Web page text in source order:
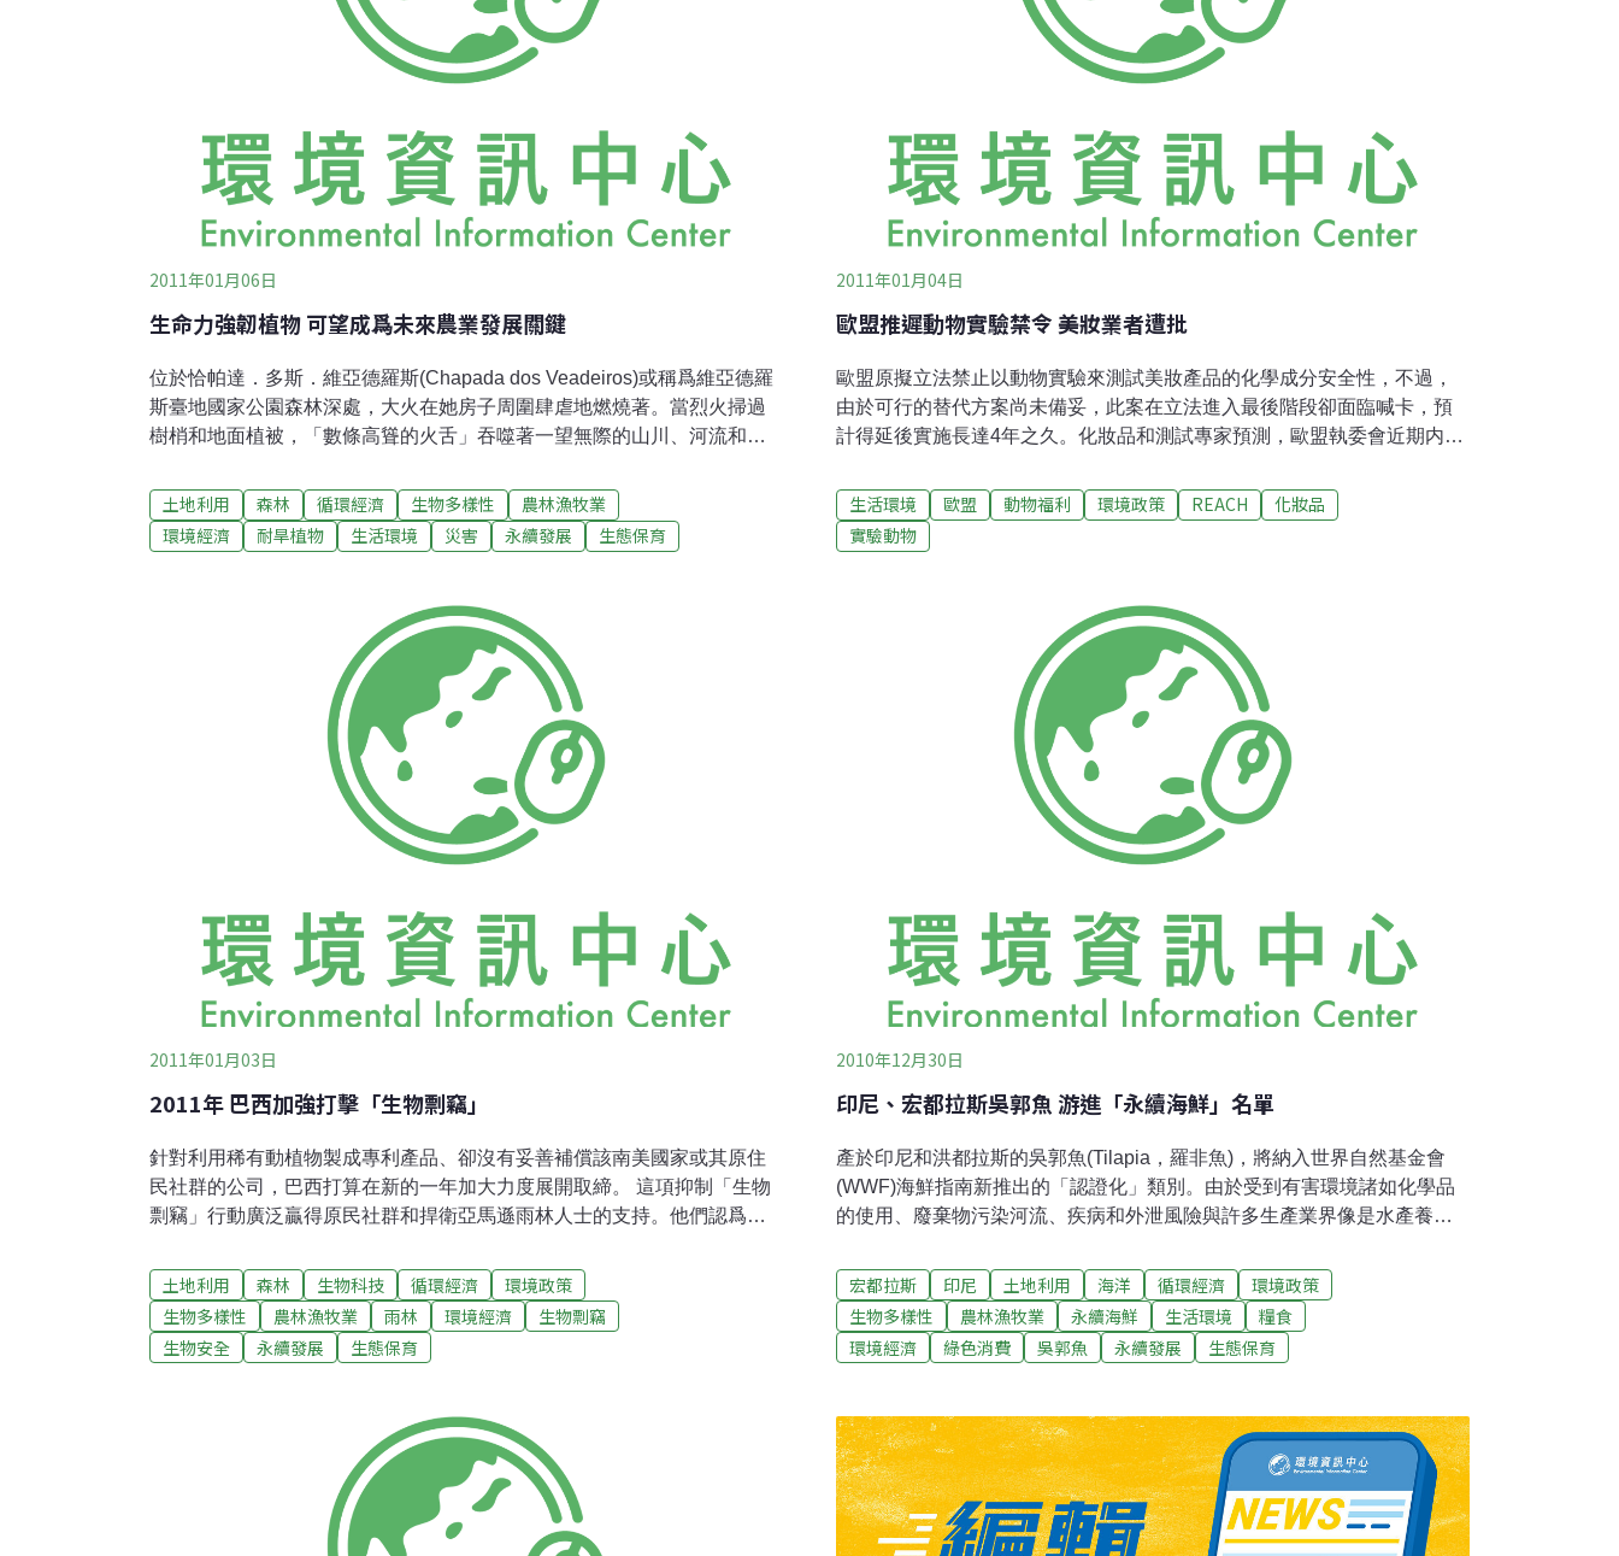
2011年01月06日
生命力強韌植物 可望成爲未來農業發展關鍵
位於恰帕達．多斯．維亞德羅斯(Chapada dos Veadeiros)或稱爲維亞德羅
斯臺地國家公園森林深處，大火在她房子周圍肆虐地燃燒著。當烈火掃過
樹梢和地面植被，「數條高聳的火舌」吞噬著一望無際的山川、河流和瀑
的力量和恢復之迅速」感到無可置信。如同2010年該地區發生的嚴重乾
旱，週期性地在喜拉朵(Cerrado)地區引發數千起野火災害。科研人員希望
喜拉朵地區耐旱、極端溫度甚至耐燒的物種能夠提升農業適應氣候變化的
有助於農業解套的基因資源。20年前，喜拉朵被視爲巴西衆多生態系中的
「醜媳婦」。但現在卻不可同日而語，搖身「從問題變成解答」，巴西農
科院(EMBRAPA)的生物學家荷西菲利普里貝羅(José Felipe Ribeiro )説
土地利用 森林 循環經濟 生物多樣性
農林漁牧業
環境經濟
耐旱植物 生活環境 災害 永續發展 生態保育
2011年01月04日
歐盟推遲動物實驗禁令 美妝業者遭批
歐盟原擬立法禁止以動物實驗來測試美妝產品的化學成分安全性，不過，
由於可行的替代方案尚未備妥，此案在立法進入最後階段卻面臨喊卡，預
計得延後實施長達4年之久。化妝品和測試專家預測，歐盟執委會近期内將
實施後，所有做過動物實驗的化妝品，都不得在歐洲銷售。不過，歐洲議
會動物福利小組召集人帕里什（Neil Parish）批美妝業者故意拖延開發替
代方案的進度。 「長久以來，美妝業者一旦談到發展替代動物試驗方案，
洲兩家最大的化妝品機構──歐洲化妝品協會（Colipa）及歐洲化妝品原料
聯盟 （European Federation for Cosmetic Ingredients ）──表示全面禁令
很可能會延後。因為根據Colipa的説法：「經頂尖科學家證實，儘管目前
生活環境 歐盟 動物福利 環境政策 REACH
化妝品
實驗動物
2011年01月03日
2011年 巴西加強打擊「生物剽竊」
針對利用稀有動植物製成專利產品、卻沒有妥善補償該南美國家或其原住
民社群的公司，巴西打算在新的一年加大力度展開取締。 這項抑制「生物
剽竊」行動廣泛贏得原民社群和捍衛亞馬遜雨林人士的支持。他們認爲企
公平的。但此擧同時也被批爲阻礙重要科研進程，甚至任意抹煞某些有潛
力開發有利於環境永續發展業務的企業。巴西環境與再生自然資源所
（IBAMA）環境監督檢驗機構負責人布魯諾巴博薩（Bruno Barbosa）表
示：「巴西自2010年7月以來，針對被指控使用原產於巴西的動植物卻不支
款」。2011年政府官員對利用當地物種生産如藥品之類產品而沒有告知政
府的公司，按法例規定採取行動，這意味著罰款金額可能會上升。布魯諾
巴博薩還表示：「由於『打擊生物剽竊』為新的舉措，而巴西擁有全球生
土地利用 森林 生物科技 循環經濟
環境政策
生物多樣性
農林漁牧業 雨林 環境經濟
生物剽竊
生物安全
永續發展 生態保育
2010年12月30日
印尼、宏都拉斯吳郭魚 游進「永續海鮮」名單
產於印尼和洪都拉斯的吳郭魚(Tilapia，羅非魚)，將納入世界自然基金會
(WWF)海鮮指南新推出的「認證化」類別。由於受到有害環境諸如化學品
的使用、廢棄物污染河流、疾病和外泄風險與許多生產業界像是水產養殖
魚評為「不永續」的海鮮。基金會全球海鮮部負責人馬克鮑威爾 (Mark
Powell)博士說：「認證化類別設立的目的為讓消費者有能力識別並支持那
些願意簽署並遵從永續生產最高標準的水產和養殖業者。」「儘管在某些
情況下，相關標準和管理的機制仍在建立當中，但我們還是對致力於永續
驅者，並購買印尼和洪都拉斯產的吳郭魚。」吳郭魚是世界上第二大主要
養殖魚類，印尼和洪都拉斯為需求量極大的歐美市場的主要供應商。這兩
個國家的吳郭魚生產商，部分已達到水產養殖管理委員會(Aquacult
宏都拉斯 印尼 土地利用 海洋 循環經濟
環境政策
生物多樣性
農林漁牧業 永續海鮮 生活環境
糧食
環境經濟
綠色消費 吳郭魚 永續發展 生態保育